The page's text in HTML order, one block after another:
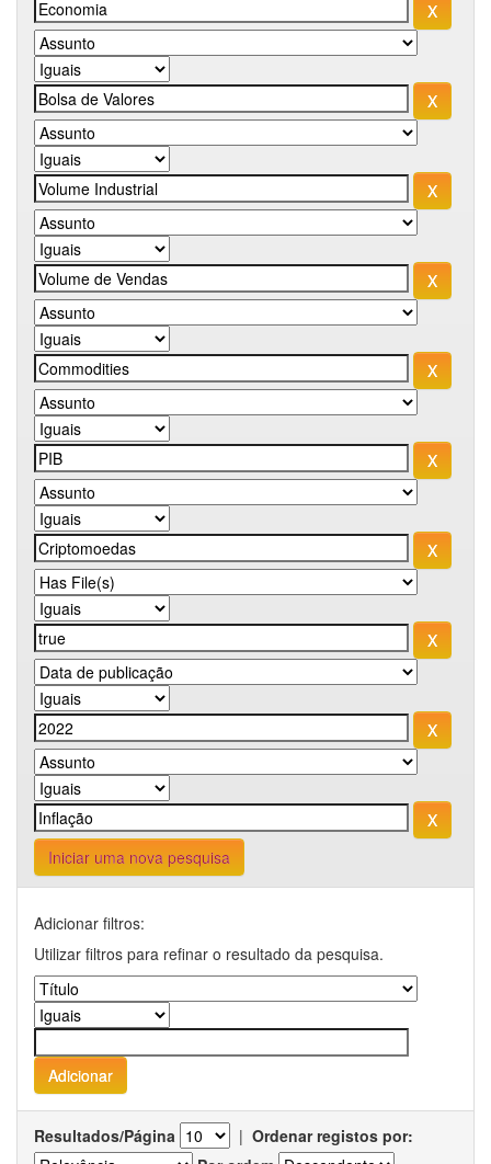
Iniciar uma nova pesquisa
Adicionar filtros:
Utilizar filtros para refinar o resultado da pesquisa.
Resultados/Página | Ordenar registos por: